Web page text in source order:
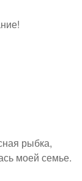
рыбка,
моей семье.